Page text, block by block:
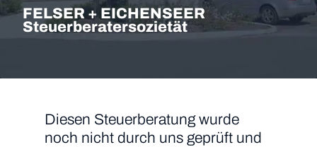
FELSER + EICHENSEER
Steuerberatersozietät
Diesen Steuerberatung wurde
noch nicht durch uns geprüft und